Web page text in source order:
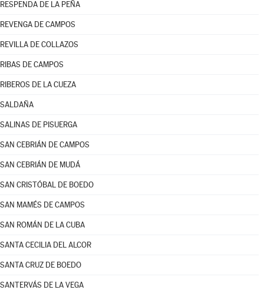
RESPENDA DE LA PEÑA
REVENGA DE CAMPOS
REVILLA DE COLLAZOS
RIBAS DE CAMPOS
RIBEROS DE LA CUEZA
SALDAÑA
SALINAS DE PISUERGA
SAN CEBRIÁN DE CAMPOS
SAN CEBRIÁN DE MUDÁ
SAN CRISTÓBAL DE BOEDO
SAN MAMÉS DE CAMPOS
SAN ROMÁN DE LA CUBA
SANTA CECILIA DEL ALCOR
SANTA CRUZ DE BOEDO
SANTERVÁS DE LA VEGA